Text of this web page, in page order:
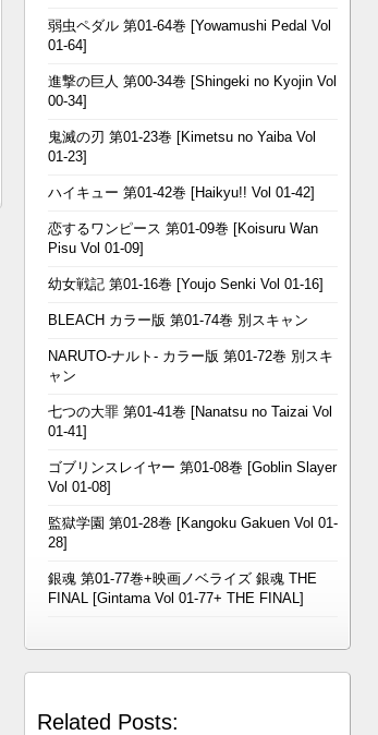
弱虫ペダル 第01-64巻 [Yowamushi Pedal Vol
01-64]
進撃の巨人 第00-34巻 [Shingeki no Kyojin Vol
00-34]
鬼滅の刃 第01-23巻 [Kimetsu no Yaiba Vol
01-23]
ハイキュー 第01-42巻 [Haikyu!! Vol 01-42]
恋するワンピース 第01-09巻 [Koisuru Wan
Pisu Vol 01-09]
幼女戦記 第01-16巻 [Youjo Senki Vol 01-16]
BLEACH カラー版 第01-74巻 別スキャン
NARUTO-ナルト- カラー版 第01-72巻 別スキ
ャン
七つの大罪 第01-41巻 [Nanatsu no Taizai Vol
01-41]
ゴブリンスレイヤー 第01-08巻 [Goblin Slayer
Vol 01-08]
監獄学園 第01-28巻 [Kangoku Gakuen Vol 01-
28]
銀魂 第01-77巻+映画ノベライズ 銀魂 THE
FINAL [Gintama Vol 01-77+ THE FINAL]
Related Posts: